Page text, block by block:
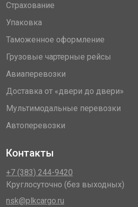
Страхование
Упаковка
Таможенное оформление
Грузовые чартерные рейсы
Авиаперевозки
Доставка от «двери до двери»
Мультимодальные перевозки
Автоперевозки
Контакты
+7 (383) 244-9420
Круглосуточно (без выходных)
nsk@plkcargo.ru